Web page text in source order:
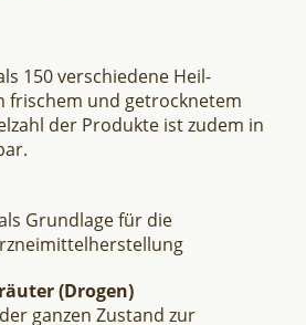
150 verschiedene Heil-
frischem und getrocknetem
der Produkte ist zudem in
Grundlage für die
(Drogen)
ganzen Zustand zur